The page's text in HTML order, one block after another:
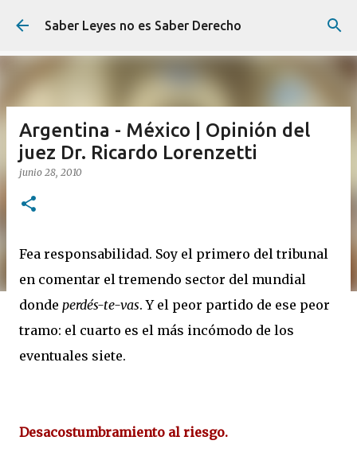
Ir al contenido principal
Saber Leyes no es Saber Derecho
Argentina - México | Opinión del
juez Dr. Ricardo Lorenzetti
junio 28, 2010
Fea responsabilidad. Soy el primero del tribunal
en comentar el tremendo sector del mundial
donde perdés-te-vas. Y el peor partido de ese peor
tramo: el cuarto es el más incómodo de los
eventuales siete.
Desacostumbramiento al riesgo.